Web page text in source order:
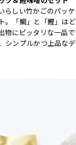
らしい竹かごのパッ
。「鯛」と「鰹」は
物にピッタリな一品
シンプルかつ上品な